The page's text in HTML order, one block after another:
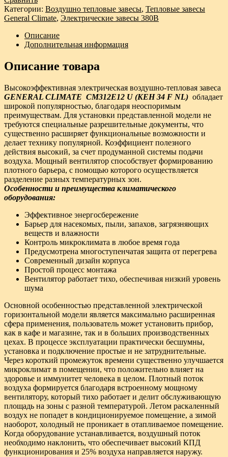
Категории: Воздушно тепловые завесы, Тепловые завесы
General Climate, Электрические завесы 380В
Описание
Дополнительная информация
Описание товара
Высокоэффективная электрическая воздушно-тепловая завеса
GENERAL CLIMATE CM312E12 U (KEH 34 F NL) обладает
широкой популярностью, благодаря неоспоримым
преимуществам. Для установки представленной модели не
требуются специальные разрешительные документы, что
существенно расширяет функциональные возможности и
делает технику популярной. Коэффициент полезного
действия высокий, за счет продуманной системы подачи
воздуха. Мощный вентилятор способствует формированию
плотного барьера, с помощью которого осуществляется
разделение разных температурных зон.
Особенности и преимущества климатического
оборудования:
Эффективное энергосбережение
Барьер для насекомых, пыли, запахов, загрязняющих
веществ и влажности
Контроль микроклимата в любое время года
Предусмотрена многоступенчатая защита от перегрева
Современный дизайн корпуса
Простой процесс монтажа
Вентилятор работает тихо, обеспечивая низкий уровень
шума
Основной особенностью представленной электрической
горизонтальной модели является максимально расширенная
сфера применения, пользователь может установить прибор,
как в кафе и магазине, так и в больших производственных
цехах. В процессе эксплуатации практически бесшумны,
установка и подключение простые и не затруднительные.
Через короткий промежуток времени существенно улучшается
микроклимат в помещении, что положительно влияет на
здоровье и иммунитет человека в целом. Плотный поток
воздуха формируется благодаря встроенному мощному
вентилятору, который тихо работает и делит обслуживающую
площадь на зоны с разной температурой. Летом раскаленный
воздух не попадет в кондиционируемое помещение, а зимой
наоборот, холодный не проникает в отапливаемое помещение.
Когда оборудование устанавливается, воздушный поток
необходимо наклонить, что обеспечивает высокий КПД
функционирования и 25% воздуха направляется наружу.